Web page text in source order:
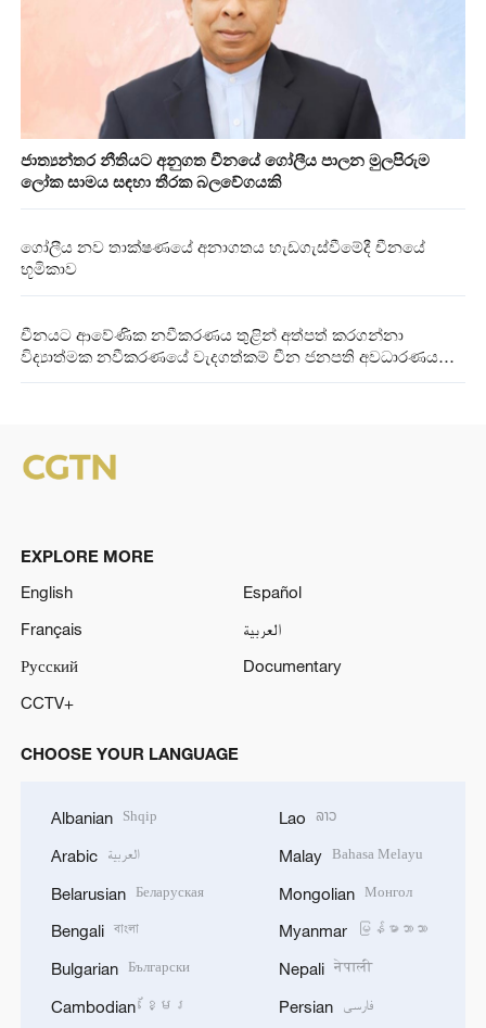
ජාත්‍යන්තර නීතියට අනුගත චීනයේ ගෝලීය පාලන මුලපිරුම
ලෝක සාමය සඳහා තීරක බලවේගයකි
ගෝලීය නව තාක්ෂණයේ අනාගතය හැඩගැස්වීමේදී චීනයේ
භූමිකාව
චීනයට ආවේණික නවීකරණය තුළින් අත්පත් කරගන්නා
විද්‍යාත්මක නවීකරණයේ වැදගත්කම් චීන ජනපති අවධාරණය
EXPLORE MORE
English
Español
Français
العربية
Русский
Documentary
CCTV+
CHOOSE YOUR LANGUAGE
Albanian Shqip
Arabic العربية
Belarusian Беларуская
Bengali বাংলা
Bulgarian Български
Cambodian ខ្មែរ
Lao ລາວ
Malay Bahasa Melayu
Mongolian Монгол
Myanmar မြန်မာဘာသာ
Nepali नेपाली
Persian فارسی